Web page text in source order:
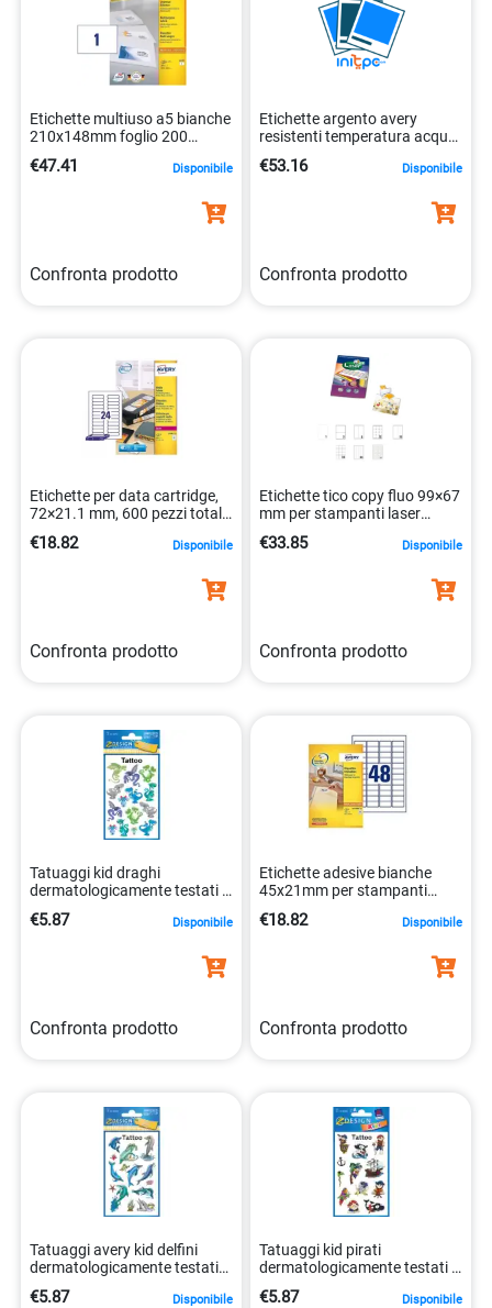
Etichette multiuso a5 bianche
210x148mm foglio 200
4004182061350
€47.41 Disponibile
Confronta prodotto
Etichette argento avery
resistenti temperatura acqua
4004182144268
€53.16 Disponibile
Confronta prodotto
Etichette per data cartridge,
72×21.1 mm, 600 pezzi totali
€18.82 Disponibile
Confronta prodotto
Etichette tico copy fluo 99×67
mm per stampanti laser
€33.85 Disponibile
Confronta prodotto
Tatuaggi kid draghi
dermatologicamente testati 1
€5.87 Disponibile
Confronta prodotto
Etichette adesive bianche
45x21mm per stampanti
€18.82 Disponibile
Confronta prodotto
Tatuaggi avery kid delfini
dermatologicamente testati
€5.87 Disponibile
Tatuaggi kid pirati
dermatologicamente testati 1
€5.87 Disponibile